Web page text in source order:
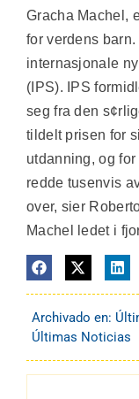
Gracha Machel,
for verdens
internasjonale
(IPS). IPS
seg fra den
tildelt prisen for
utdanning, og
redde tusenvis
over, sier
Machel ledet i
Archivado en:
Últimas Noticias